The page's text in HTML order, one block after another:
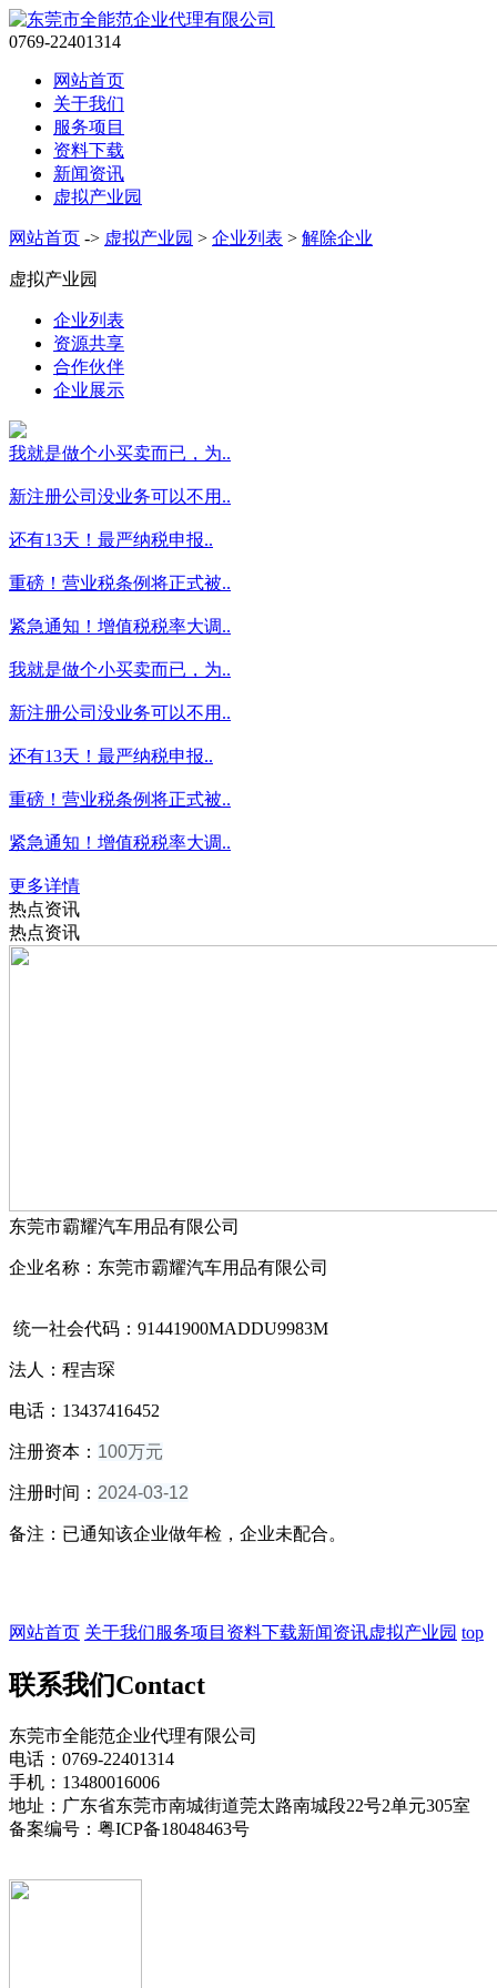
0769-22401314
网站首页
关于我们
服务项目
资料下载
新闻资讯
虚拟产业园
网站首页 -> 虚拟产业园 > 企业列表 > 解除企业
虚拟产业园
企业列表
资源共享
合作伙伴
企业展示
我就是做个小买卖而已，为..
新注册公司没业务可以不用..
还有13天！最严纳税申报..
重磅！营业税条例将正式被..
紧急通知！增值税税率大调..
我就是做个小买卖而已，为..
新注册公司没业务可以不用..
还有13天！最严纳税申报..
重磅！营业税条例将正式被..
紧急通知！增值税税率大调..
更多详情
热点资讯
热点资讯
东莞市霸耀汽车用品有限公司
企业名称：东莞市霸耀汽车用品有限公司
统一社会代码：91441900MADDU9983M
法人：程吉琛
电话：13437416452
注册资本： 100万元
注册时间： 2024-03-12
备注：已通知该企业做年检，企业未配合。
网站首页 关于我们服务项目 资料下载新闻资讯虚拟产业园 top
联系我们Contact
东莞市全能范企业代理有限公司
电话：0769-22401314
手机：13480016006
地址：广东省东莞市南城街道莞太路南城段22号2单元305室
备案编号：粤ICP备18048463号